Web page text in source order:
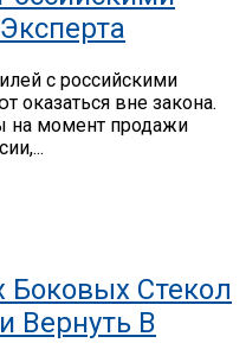
с российскими
оказаться вне закона.
на момент продажи
Боковых Стекол
Вернуть В